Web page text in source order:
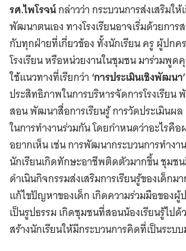
รศ.ไพโรจน์กล่าวว่า กระบวนการส่งเสริมใ
พัฒนาตนเอง ทางโรงเรียนอาจเริ่มด้วยการ
กับทุกฝ่ายที่เกี่ยวข้อง ทั้งนักเรียน ครู ผู้ปกค
โรงเรียน หรือหน่วยงานในชุมชน มาร่วมพู
ใช้แนวทางที่เรียกว่า ‘การประเมินเชิงพัฒนา’
ประสิทธิภาพในการบริหารจัดการโรงเรียน
สอน พัฒนาสื่อการเรียนรู้ การวัดประเมินผล
ในการทำงานร่วมกัน โดยกำหนดว่าอะไรคื
อยากเห็น เช่น การพัฒนากระบวนการทำง
นักเรียนเกิดทักษะอาชีพติดตัวมากขึ้น ชุมช
ดำเนินกิจกรรมส่งเสริมการเรียนรู้ของเด็กม
แก้ไขปัญหาของเด็ก เกิดความร่วมมือของ
เป็นรูปธรรม เกิดชุมชนที่สอนน้องเรียนรู้ไป
สร้างนักเรียนให้มีกระบวนการคิดที่เป็นระบ